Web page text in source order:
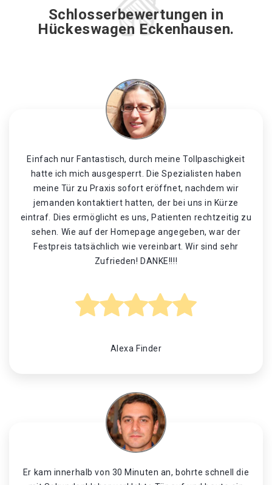
Schlosserbewertungen in
Hückeswagen Eckenhausen.
Einfach nur Fantastisch, durch meine Tollpaschigkeit
hatte ich mich ausgesperrt. Die Spezialisten haben
meine Tür zu Praxis sofort eröffnet, nachdem wir
jemanden kontaktiert hatten, der bei uns in Kürze
eintraf. Dies ermöglicht es uns, Patienten rechtzeitig zu
sehen. Wie auf der Homepage angegeben, war der
Festpreis tatsächlich wie vereinbart. Wir sind sehr
Zufrieden! DANKE!!!!
Alexa Finder
Er kam innerhalb von 30 Minuten an, bohrte schnell die